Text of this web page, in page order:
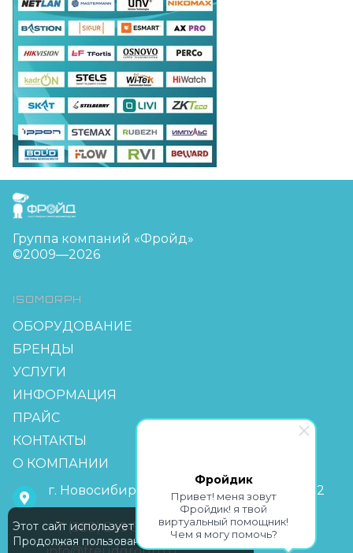
Фройдик
Привет! меня зовут
Фройдик! я твой
виртуальный помощник!
Чем я могу помочь?
FreudGroup
Группа компаний «Фройд»
©2009—2026
ISOMORPH
ОБОРУДОВАНИЕ
БРЕНДЫ
УСЛУГИ
ИНФОРМАЦИЯ
ПРАЙС
КОНТАКТЫ
О КОМПАНИИ
г. Новосибирск, мкр Горский 63, офис 2-2
+7 (383) 349-55-88
Этот сайт использует Cookie
Продолжая пользование сайтом,